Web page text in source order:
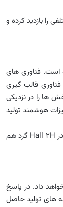
را بازدید کرده و
است. فناوری های
قالب گیری
ها را در نزدیکی
هوشمند تولید
Hall 2H گرد هم
داد. در پاسخ
های تولید حاصل